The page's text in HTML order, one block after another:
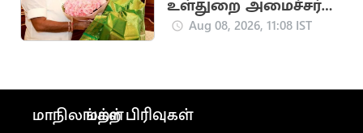
உள்துறை அமைச்சர்
அமித்ஷா உடன்
Aug 08, 2026, 11:08 IST
மாநிலங்கள்மற்ற பிரிவுகள்